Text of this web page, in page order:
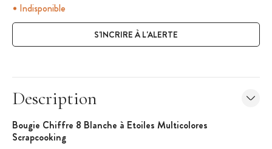
Indisponible
S'INCRIRE À L'ALERTE
Description
Bougie Chiffre 8 Blanche à Etoiles Multicolores
Scrapcooking